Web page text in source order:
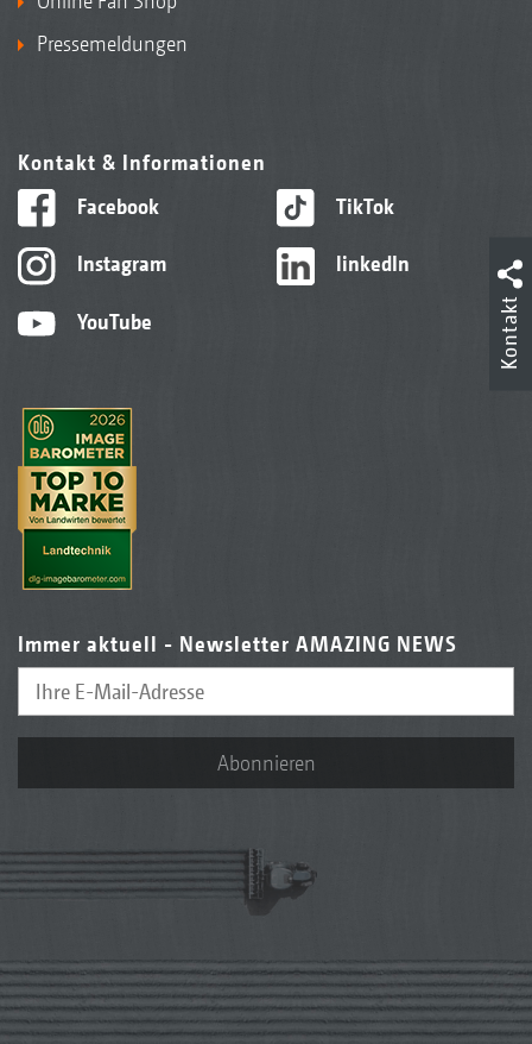
Pressemeldungen
Kontakt & Informationen
Facebook
Instagram
YouTube
TikTok
linkedIn
Immer aktuell - Newsletter AMAZING NEWS
Abonnieren
Kontakt